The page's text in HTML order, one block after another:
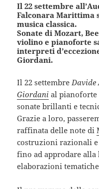
Il 22 settembre
Falconara Marittima
musica classica.
Sonate di Mozart,
violino e pianoforte
interpreti
Giordani.
Il 22 settembre Davide
Giordani al
sonate brillanti e
Grazie a loro,
raffinata delle note di
costruzioni razionali e
fino ad approdare alla
elaborazioni